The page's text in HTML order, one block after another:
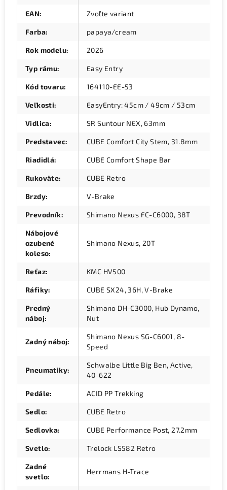
EAN: Zvoľte variant
Farba: papaya/cream
Rok modelu: 2026
Typ rámu: Easy Entry
Kód tovaru: 164110-EE-53
Veľkosti: EasyEntry: 45cm / 49cm / 53cm
Vidlica: SR Suntour NEX, 63mm
Predstavec: CUBE Comfort City Stem, 31.8mm
Riadidlá: CUBE Comfort Shape Bar
Rukoväte: CUBE Retro
Brzdy: V-Brake
Prevodník: Shimano Nexus FC-C6000, 38T
Nábojové
ozubené
koleso:
Shimano Nexus, 20T
Reťaz: KMC HV500
Ráfiky: CUBE SX24, 36H, V-Brake
Predný
náboj:
Shimano DH-C3000, Hub Dynamo,
Nut
Zadný náboj:
Shimano Nexus SG-C6001, 8-
Speed
Pneumatiky:
Schwalbe Little Big Ben, Active,
40-622
Pedále: ACID PP Trekking
Sedlo: CUBE Retro
Sedlovka: CUBE Performance Post, 27.2mm
Svetlo: Trelock LS582 Retro
Zadné
svetlo:
Herrmans H-Trace